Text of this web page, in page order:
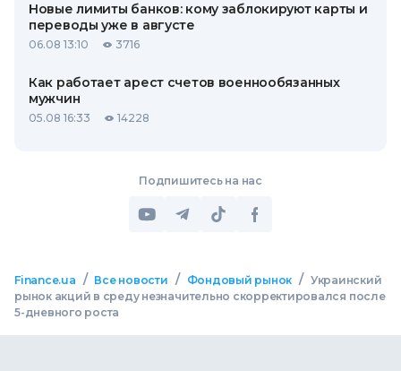
Новые лимиты банков: кому заблокируют карты и
переводы уже в августе
06.08 13:10 3716
Как работает арест счетов военнообязанных
мужчин
05.08 16:33 14228
Подпишитесь на нас
Finance.ua / Все новости / Фондовый рынок / Украинский
рынок акций в среду незначительно скорректировался после
5-дневного роста